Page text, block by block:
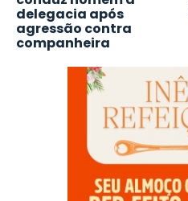
delegacia após
agressão contra
companheira